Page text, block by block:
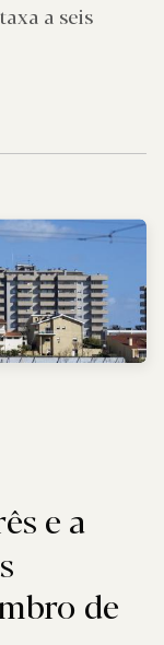
a seis
e a
de